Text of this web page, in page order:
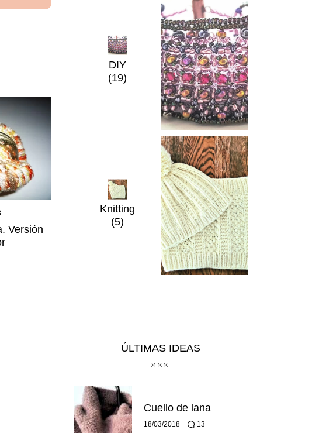
Versión
DIY
(19)
Knitting
(5)
ÚLTIMAS IDEAS
Cuello de lana
18/03/2018 13